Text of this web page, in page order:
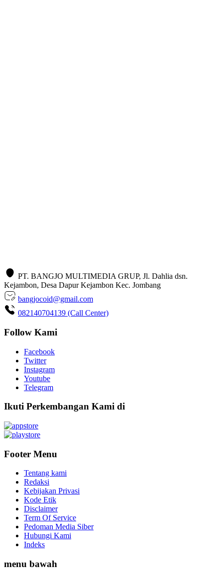
PT. BANGJO MULTIMEDIA GRUP, Jl. Dahlia dsn.
Kejambon, Desa Dapur Kejambon Kec. Jombang
bangjocoid@gmail.com
082140704139 (Call Center)
Follow Kami
Facebook
Twitter
Instagram
Youtube
Telegram
Ikuti Perkembangan Kami di
Footer Menu
Tentang kami
Redaksi
Kebijakan Privasi
Kode Etik
Disclaimer
Term Of Service
Pedoman Media Siber
Hubungi Kami
Indeks
menu bawah